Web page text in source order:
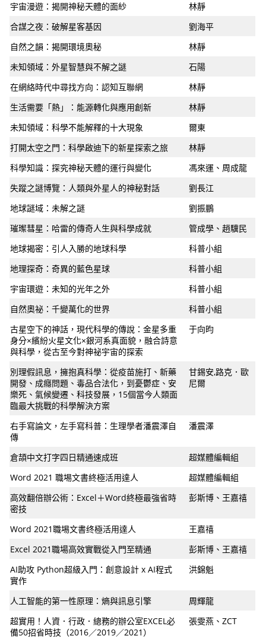
宇宙漫遊：揭開神秘天體的面紗
林靜
合謀之夜：破解星客基因
劉海平
自然之韻：揭開環境奧秘
林靜
未知領域：外星智慧與不解之謎
石陽
在網絡時代中尋找方向：認知互聯網
林靜
生活需要「熱」：能源轉化與應用創新
林靜
未知領域：科學不能解釋的十大現象
爾東
打開太空之門：科學啟迪下的新星探索之旅
林靜
科學知識：探究神秘天體的運行與變化
馮來運、周成龍
失蹤之謎博覽：人類與外星人的神秘對話
劉長江
地球謎域：未解之謎
劉振鵬
璀璨彗星：哈雷的傳奇人生與科學成就
管成學、趙驥民
地球揭密：引人入勝的地球科學
科普小組
地理探奇：奇異的藍色星球
科普小組
宇宙環遊：未知的光年之外
科普小組
自然奧祕：千變萬化的世界
科普小組
古星空下的神話，現代科學的傳說：金星多重
身分×繽紛火星文化×銀河系真面貌，融合詩意
與科學，從古至今對神祕宇宙的探索
于向昀
別理假訊息，擁抱真科學：從疫苗施打、新藥
開發、成癮問題、毒品合法化，到憂鬱症、安
樂死、氣候變遷、科技發展，15個當今人類面
臨最大挑戰的科學解決方案
甘錫安,路克．歐
尼爾
右手寫論文，左手寫科普：生理學者潘震澤自
傳
潘震澤
倉頡中文打字四日精通速成班
超媒體編輯組
Word 2021 職埸文書終極活用達人
超媒體編輯組
高效翻倍辦公術：Excel＋Word終極最強省時
密技
彭斯博、王嘉禧
Word 2021職埸文書终極活用達人
王嘉禧
Excel 2021職場高效實戰從入門至精通
彭斯博、王嘉禧
AI助攻 Python超級入門：創意設計 x AI程式
實作
洪錦魁
人工智能的第一性原理：熵與訊息引擎
周輝龍
超實用！人資．行政．總務的辦公室EXCEL必
備50招省時技（2016／2019／2021）
張雯燕、ZCT